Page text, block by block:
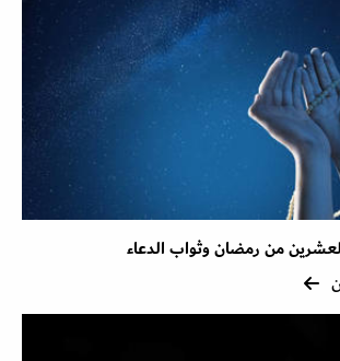
من رمضان وثواب الدعاء